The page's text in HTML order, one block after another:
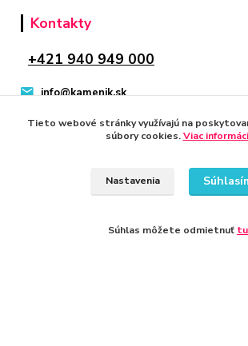
Kontakty
+421 940 949 000
info@kamenik.sk
Tieto webové stránky využívajú na
súbory cookies.Viac
Nastavenia
Súhlas môžete odmietnuť tu